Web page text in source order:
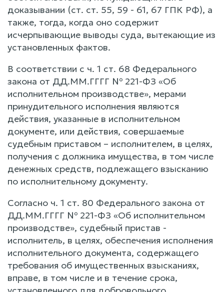
доказывании (ст. ст. 55, 59 - 61, 67 ГПК РФ), а
также, тогда, когда оно содержит
исчерпывающие выводы суда, вытекающие из
установленных фактов.
В соответствии с ч. 1 ст. 68 Федерального
закона от ДД.ММ.ГГГГ № 221-ФЗ «Об
исполнительном производстве», мерами
принудительного исполнения являются
действия, указанные в исполнительном
документе, или действия, совершаемые
судебным приставом – исполнителем, в целях,
получения с должника имущества, в том числе
денежных средств, подлежащего взысканию
по исполнительному документу.
Согласно ч. 1 ст. 80 Федерального закона от
ДД.ММ.ГГГГ № 221-ФЗ «Об исполнительном
производстве», судебный пристав -
исполнитель, в целях, обеспечения исполнения
исполнительного документа, содержащего
требования об имущественных взысканиях,
вправе, в том числе и в течение срока,